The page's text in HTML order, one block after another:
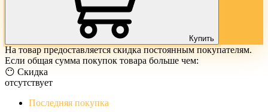
Купить
На товар предоставляется скидка постоянным покупателям.
Если общая сумма покупок товара больше чем:
😶 Скидка
отсутствует
Последняя покупка